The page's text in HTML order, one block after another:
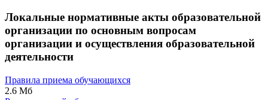
Локальные нормативные акты образовательной
организации по основным вопросам
организации и осуществления образовательной
деятельности
Правила приема обучающихся
2.6 Мб